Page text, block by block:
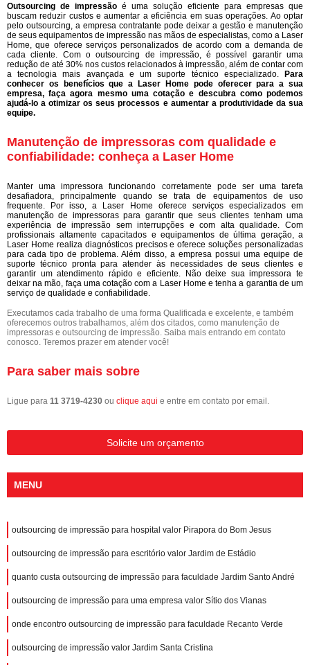
Outsourcing de impressão é uma solução eficiente para empresas que
buscam reduzir custos e aumentar a eficiência em suas operações. Ao optar
pelo outsourcing, a empresa contratante pode deixar a gestão e manutenção
de seus equipamentos de impressão nas mãos de especialistas, como a Laser
Home, que oferece serviços personalizados de acordo com a demanda de
cada cliente. Com o outsourcing de impressão, é possível garantir uma
redução de até 30% nos custos relacionados à impressão, além de contar com
a tecnologia mais avançada e um suporte técnico especializado. Para
conhecer os benefícios que a Laser Home pode oferecer para a sua
empresa, faça agora mesmo uma cotação e descubra como podemos
ajudá-lo a otimizar os seus processos e aumentar a produtividade da sua
equipe.
Manutenção de impressoras com qualidade e
confiabilidade: conheça a Laser Home
Manter uma impressora funcionando corretamente pode ser uma tarefa
desafiadora, principalmente quando se trata de equipamentos de uso
frequente. Por isso, a Laser Home oferece serviços especializados em
manutenção de impressoras para garantir que seus clientes tenham uma
experiência de impressão sem interrupções e com alta qualidade. Com
profissionais altamente capacitados e equipamentos de última geração, a
Laser Home realiza diagnósticos precisos e oferece soluções personalizadas
para cada tipo de problema. Além disso, a empresa possui uma equipe de
suporte técnico pronta para atender às necessidades de seus clientes e
garantir um atendimento rápido e eficiente. Não deixe sua impressora te
deixar na mão, faça uma cotação com a Laser Home e tenha a garantia de um
serviço de qualidade e confiabilidade.
Executamos cada trabalho de uma forma Qualificada e excelente, e também
oferecemos outros trabalhamos, além dos citados, como manutenção de
impressoras e outsourcing de impressão. Saiba mais entrando em contato
conosco. Teremos prazer em atender você!
Para saber mais sobre
Ligue para 11 3719-4230 ou clique aqui e entre em contato por email.
Solicite um orçamento
MENU
outsourcing de impressão para hospital valor Pirapora do Bom Jesus
outsourcing de impressão para escritório valor Jardim de Estádio
quanto custa outsourcing de impressão para faculdade Jardim Santo André
outsourcing de impressão para uma empresa valor Sítio dos Vianas
onde encontro outsourcing de impressão para faculdade Recanto Verde
outsourcing de impressão valor Jardim Santa Cristina